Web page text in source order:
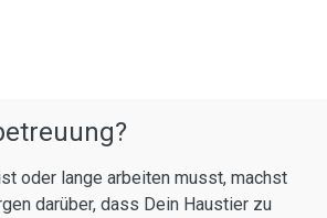
oder lange arbeiten musst, machst
darüber, dass Dein Haustier zu